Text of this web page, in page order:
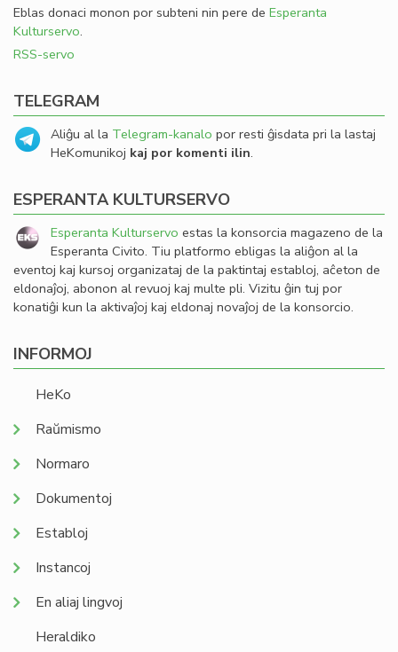
Eblas donaci monon por subteni nin pere de Esperanta
Kulturservo.
RSS-servo
TELEGRAM
Aliĝu al la Telegram-kanalo por resti ĝisdata pri la lastaj
HeKomunikoj kaj por komenti ilin.
ESPERANTA KULTURSERVO
Esperanta Kulturservo estas la konsorcia magazeno de la
Esperanta Civito. Tiu platformo ebligas la aliĝon al la
eventoj kaj kursoj organizataj de la paktintaj establoj, aĉeton de
eldonaĵoj, abonon al revuoj kaj multe pli. Vizitu ĝin tuj por
konatiĝi kun la aktivaĵoj kaj eldonaj novaĵoj de la konsorcio.
INFORMOJ
HeKo
Raŭmismo
Normaro
Dokumentoj
Establoj
Instancoj
En aliaj lingvoj
Heraldiko